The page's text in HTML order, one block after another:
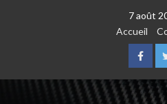
7 août
Accueil